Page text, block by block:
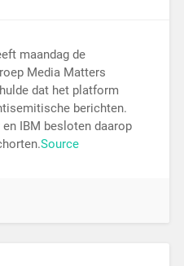
maandag de
Media Matters
dat het platform
berichten.
IBM besloten daarop
Source